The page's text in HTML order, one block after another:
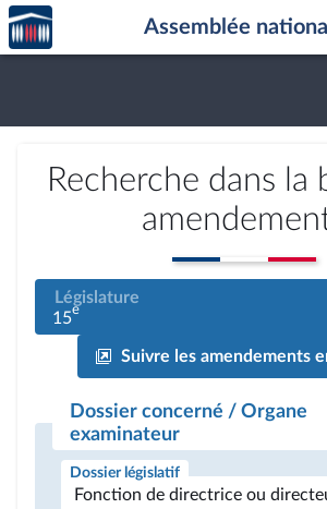
Aller au contenu
Aller en bas de la page
Accèder
à la
page
Assemblée
Recherche dans la
Législature
15e
Suivre les amendements
Dossier concerné / Organe
examinateur
Dossier législatif